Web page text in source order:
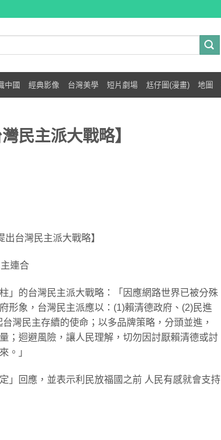
中國 經典影像 台灣美學 短片劇場 尪仔圖(漫畫) 地圖
民主派大戰略】
出台灣民主派大戰略】
連合
」的台灣民主派大戰略：「因應網路世界已被分殊
形象，台灣民主派應以：(1)賴清德政府、(2)民進
灣民主存續的使命；以多品牌策略，分頭並進，
；迴避風險，讓人民理解，切勿因討厭賴清德或討
。」
」回應，並表示利民放福國之前 人民有感就會支持